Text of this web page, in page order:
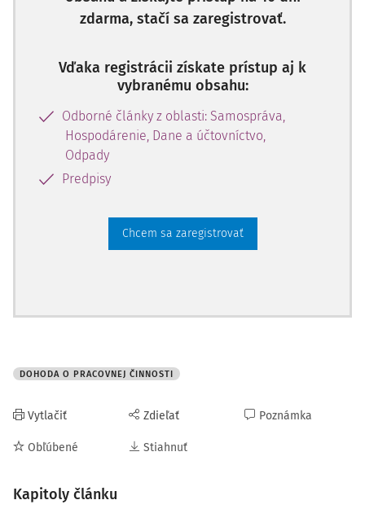
zmysle zákona č. 211/2000 Z.z. o slobodnom prístupe k
(zákon o slobode informácií) v z. n. p. (ďalej len "zákon o
slobode informácií"). Napriek tomu niektoré obce
zverejňujú dohody na svojich webových sídlach, dokonca
sa m
zdarma, stačí sa zaregistrovať.
Vďaka registrácii získate prístup aj k
vybranému obsahu:
Odborné články z oblasti: Samospráva,
Hospodárenie, Dane a účtovníctvo,
Odpady
Predpisy
Chcem sa zaregistrovať
DOHODA O PRACOVNEJ ČINNOSTI
Vytlačiť
Obľúbené
Zdieľať
Stiahnuť
Poznámka
Kapitoly článku